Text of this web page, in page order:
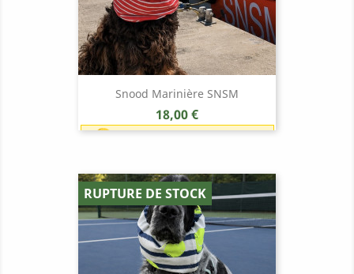
Snood Marinière SNSM
Prix
18,00 €
Earn 1 point each 1,00 € (18
RUPTURE DE STOCK